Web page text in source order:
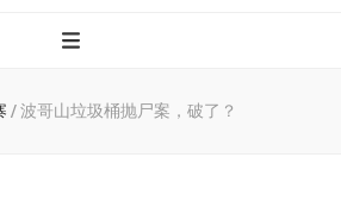
/波哥山垃圾桶抛尸案，破了？